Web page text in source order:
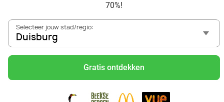
70%!
Selecteer jouw stad/regio:
Duisburg
Gratis ontdekken
In die Sauna in Duisburg und Umgebung
Tagesausflug zum Movie Park Germany mit Rabatt, von
Duisburg aus
Frühstück & Mittagessen in Duisburg
Reise von Duisburg aus und erlebe einen fantastischen
Tag im Freizeitpark Europa-Park
Besuche das Phantasialand von Duisburg aus und erlebe